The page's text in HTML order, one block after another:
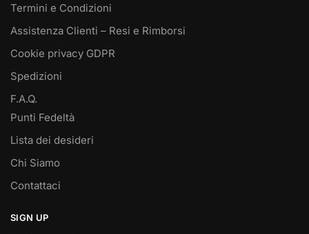
Termini e Condizioni
Assistenza Clienti – Resi e Rimborsi
Cookie privacy GDPR
Spedizioni
F.A.Q.
Punti Fedeltà
Lista dei desideri
Chi Siamo
Contattaci
SIGN UP